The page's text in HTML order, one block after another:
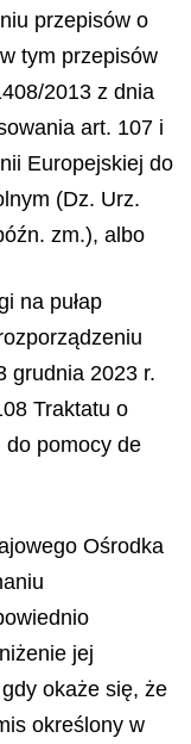
przepisów o
tym przepisów
2013 z dnia
art. 107 i
Europejskiej do
(Dz. Urz.
zm.), albo
na pułap
grudnia 2023 r.
Traktatu o
do pomocy de
Ośrodka
jej
okaże się, że
określony w